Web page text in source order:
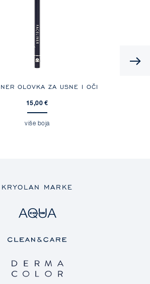
Previous
OLOVKA ZA USNE I OČI
15,00 €
više boja
KRYOLAN MARKE